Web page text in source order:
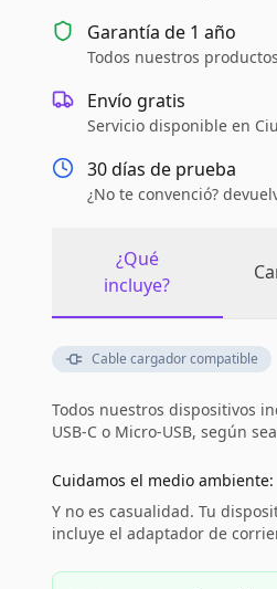
Garantía de 1 año
Todos nuestros
Envío gratis
Servicio disponible en
30 días de prueba
¿No te convenció?
¿Qué
incluye?
Cable cargador compatible
Todos nuestros dispositivos
USB-C o Micro-USB, según
Cuidamos el medio ambiente:
Y no es casualidad. Tu
incluye el adaptador de